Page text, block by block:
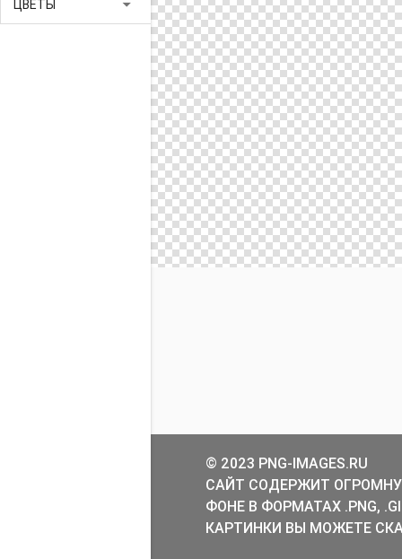
ЦВЕТЫ arrow_drop_down
© 2023 PNG-IMAGES.RU
САЙТ СОДЕРЖИТ
ФОНЕ В ФОРМАТАХ .PNG,
КАРТИНКИ ВЫ МОЖЕТЕ